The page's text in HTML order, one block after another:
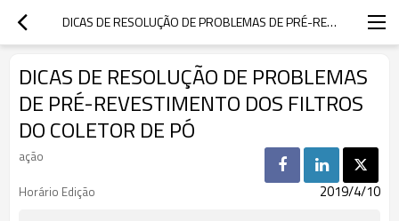
DICAS DE RESOLUÇÃO DE PROBLEMAS DE PRÉ-REVESTIMENTO DOS FILTROS DO COLETOR DE PÓ
DICAS DE RESOLUÇÃO DE PROBLEMAS
DE PRÉ-REVESTIMENTO DOS FILTROS
DO COLETOR DE PÓ
ação
Horário Edição
2019/4/10